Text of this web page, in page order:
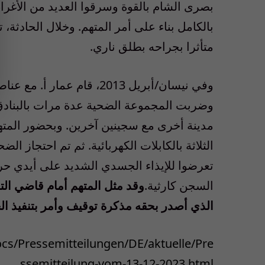
بصرى الشام بالقوة وسرقوا العديد من
بالكامل بناء على أمر المتهم. وخلال
متأثرا بجراحه بطلق ناري.
وفي نيسان/أبريل 2013،
وضربت المجموعة الضحية عدة مرات
مدينة أخرى مع سجينين آخرين. وبحضور
الثلاثة بالكابلات الكهربائية. ثم تم
تعرضوا للإيذاء الجسدي الشديد على
السجن كارثية.
الذي أصدر بحقه مذكرة توقيف وأمر بتنفيذ
Pressemitteilungen/DE/aktuelle/Pre